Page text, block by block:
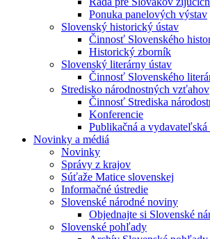
Ponuka panelových výstav
Slovenský historický ústav
Činnosť Slovenského
Historický zborník
Slovenský literárny ústav
Činnosť Slovenského
Stredisko národnostných vzťahov
Činnosť Strediska
Konferencie
Publikačná a
Novinky a médiá
Novinky
Správy z krajov
Súťaže Matice slovenskej
Informačné ústredie
Slovenské národné noviny
Objednajte si Slovenské
Slovenské pohľady